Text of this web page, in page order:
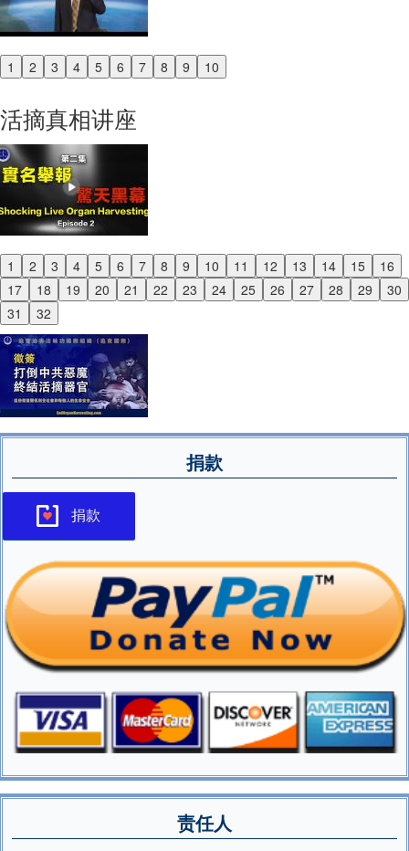
1 2 3 4 5 6 7 8 9 10
Previous
活摘真相讲座
1 2 3 4 5 6 7 8 9 10 11 12 13 14 15
16
17
18 19 20 21 22 23 24 25 26 27 28 29
30
31
32
Previous
Next
捐款
捐款
责任人